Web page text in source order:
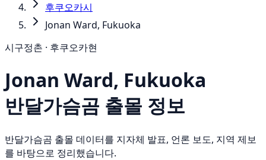
후쿠오카시
Jonan Ward, Fukuoka
시구정촌 · 후쿠오카현
Jonan Ward, Fukuoka
반달가슴곰 출몰 정보
반달가슴곰 출몰 데이터를 지자체 발표, 언론 보도, 지역 제보
를 바탕으로 정리했습니다.